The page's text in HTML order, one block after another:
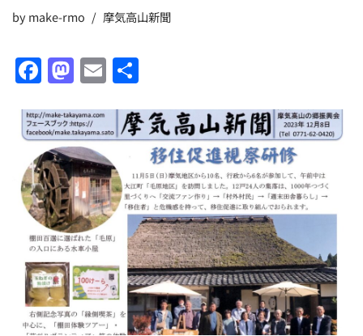
bymake-rmo 摩気高山新聞
F
c
e
b
o
o
k
M
st
o
d
o
n
E
ai
l